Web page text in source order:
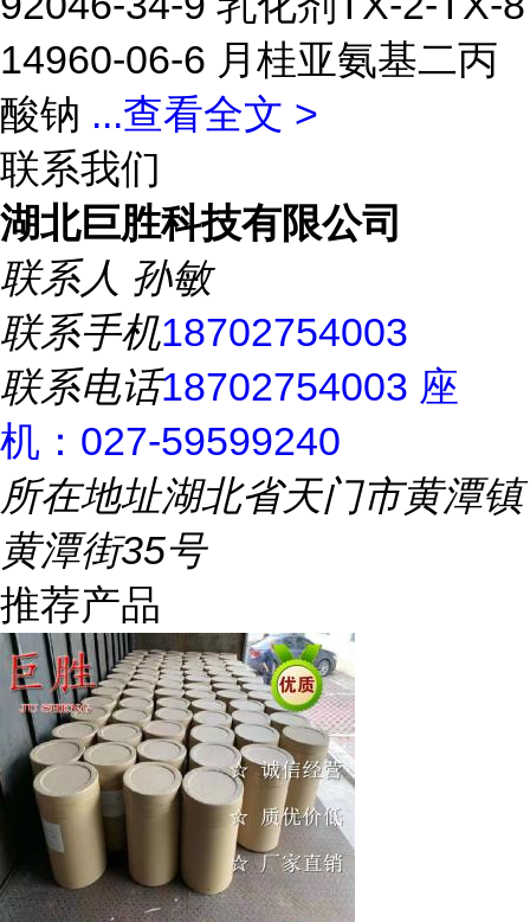
14960-06-6 月桂亚氨基二丙
酸钠 ...查看全文 >
联系我们
湖北巨胜科技有限公司
联系人 孙敏
联系手机18702754003
联系电话18702754003 座
机：027-59599240
所在地址湖北省天门市黄潭镇
黄潭街35号
推荐产品